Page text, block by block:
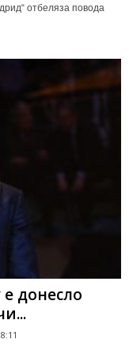
отбеляза повода
донесло